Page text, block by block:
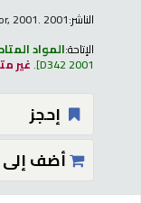
الناشر:2001. 2001
الإتاحة:المواد
D342 2001
.غير
إحجز
أضف إلى